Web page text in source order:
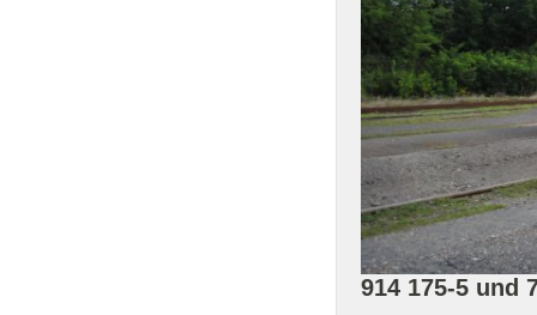
914 175-5 und